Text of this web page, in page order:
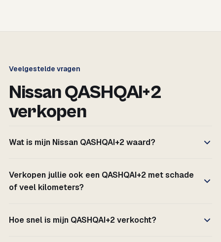
Veelgestelde vragen
Nissan QASHQAI+2
verkopen
Wat is mijn Nissan QASHQAI+2 waard?
Verkopen jullie ook een QASHQAI+2 met schade
of veel kilometers?
Hoe snel is mijn QASHQAI+2 verkocht?